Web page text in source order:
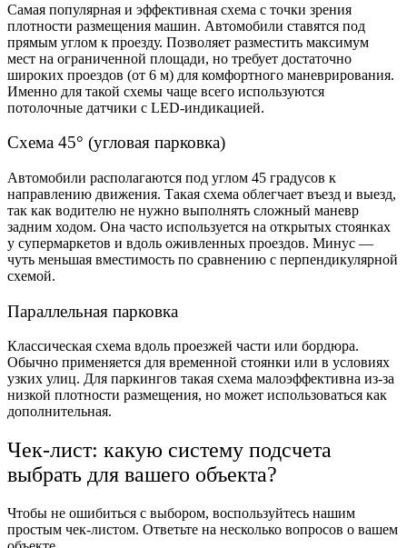
Самая популярная и эффективная схема с точки зрения
плотности размещения машин. Автомобили ставятся под
прямым углом к проезду. Позволяет разместить максимум
мест на ограниченной площади, но требует достаточно
широких проездов (от 6 м) для комфортного маневрирования.
Именно для такой схемы чаще всего используются
потолочные датчики с LED-индикацией.
Схема 45° (угловая парковка)
Автомобили располагаются под углом 45 градусов к
направлению движения. Такая схема облегчает въезд и выезд,
так как водителю не нужно выполнять сложный маневр
задним ходом. Она часто используется на открытых стоянках
у супермаркетов и вдоль оживленных проездов. Минус —
чуть меньшая вместимость по сравнению с перпендикулярной
схемой.
Параллельная парковка
Классическая схема вдоль проезжей части или бордюра.
Обычно применяется для временной стоянки или в условиях
узких улиц. Для паркингов такая схема малоэффективна из-за
низкой плотности размещения, но может использоваться как
дополнительная.
Чек-лист: какую систему подсчета
выбрать для вашего объекта?
Чтобы не ошибиться с выбором, воспользуйтесь нашим
простым чек-листом. Ответьте на несколько вопросов о вашем